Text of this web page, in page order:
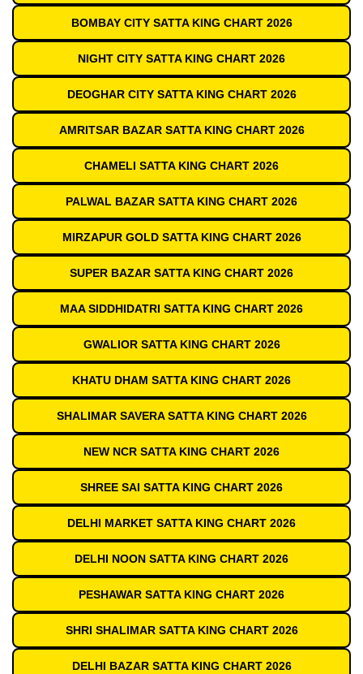
BOMBAY CITY SATTA KING CHART 2026
NIGHT CITY SATTA KING CHART 2026
DEOGHAR CITY SATTA KING CHART 2026
AMRITSAR BAZAR SATTA KING CHART 2026
CHAMELI SATTA KING CHART 2026
PALWAL BAZAR SATTA KING CHART 2026
MIRZAPUR GOLD SATTA KING CHART 2026
SUPER BAZAR SATTA KING CHART 2026
MAA SIDDHIDATRI SATTA KING CHART 2026
GWALIOR SATTA KING CHART 2026
KHATU DHAM SATTA KING CHART 2026
SHALIMAR SAVERA SATTA KING CHART 2026
NEW NCR SATTA KING CHART 2026
SHREE SAI SATTA KING CHART 2026
DELHI MARKET SATTA KING CHART 2026
DELHI NOON SATTA KING CHART 2026
PESHAWAR SATTA KING CHART 2026
SHRI SHALIMAR SATTA KING CHART 2026
DELHI BAZAR SATTA KING CHART 2026